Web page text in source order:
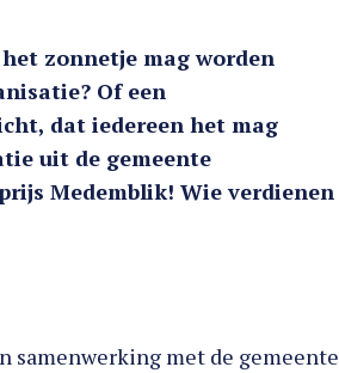
zonnetje mag worden
Of een
dat iedereen het mag
uit de gemeente
Medemblik! Wie verdienen
samenwerking met de gemeente